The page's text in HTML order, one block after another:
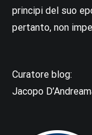
principi del suo
pertanto, non
Curatore blog:
Jacopo